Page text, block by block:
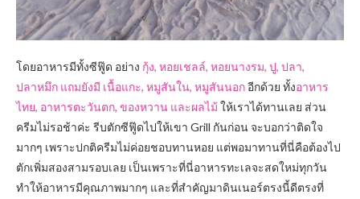
โดยอาหารมีทั้งซีฟู๊ด อย่าง กุ้ง, หอยเชลล์, หอยนางรม, ปู, ปลา,
ปลาหมึก แถมยังมี เนื้อแกะ, หมูสันใน, หมูสันนอกอีกด้วย ทั้งอาหาร
ไทย, อาหารตะวันตก, ของหวาน และผลไม้ให้เราได้ทานเลย ส่วน
ครีมไม่รอช้าค่ะ รีบตักซีฟู๊ดไปให้เขา Grill กันก่อน จะบอกว่าติดใจ
มากๆ เพราะปกติครีมไม่ค่อยชอบทานหอย แต่พอมาทานที่นี่คือต้องไป
ตักเพิ่มสองสามรอบเลย เป็นเพราะที่นี่อาหารทะเลจะสดใหม่ทุกวัน
ทำให้อาหารมีคุณภาพมากๆ และที่สำคัญมาดินเนอร์ตรงนี้ดีตรงที่